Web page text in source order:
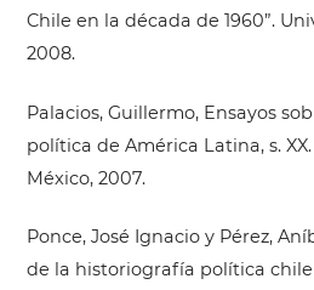
Chile en la década de 1960”.
2008.
Palacios, Guillermo, Ensayos
política de América Latina, s.
México, 2007.
Ponce, José Ignacio y Pérez,
de la historiografía política